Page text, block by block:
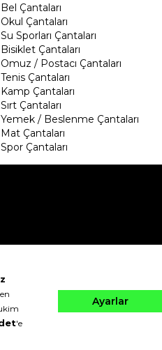
Bel Çantaları
Okul Çantaları
Su Sporları Çantaları
Bisiklet Çantaları
Omuz / Postacı Çantaları
Tenis Çantaları
Kamp Çantaları
Sırt Çantaları
Yemek / Beslenme Çantaları
Mat Çantaları
Spor Çantaları